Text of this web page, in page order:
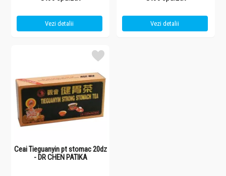
Vezi detalii Vezi detalii
Ceai Tieguanyin pt stomac 20dz
- DR CHEN PATIKA